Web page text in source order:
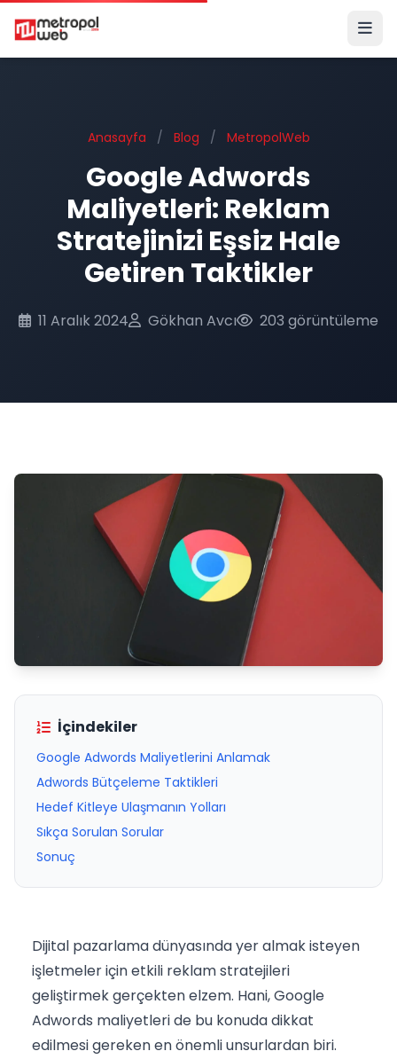
Ana içeriğe geç
Anasayfa / Blog / MetropolWeb
Google Adwords
Maliyetleri: Reklam
Stratejinizi Eşsiz Hale
Getiren Taktikler
11 Aralık 2024 Gökhan Avcı 203 görüntüleme
İçindekiler
Google Adwords Maliyetlerini Anlamak
Adwords Bütçeleme Taktikleri
Hedef Kitleye Ulaşmanın Yolları
Sıkça Sorulan Sorular
Sonuç
Dijital pazarlama dünyasında yer almak isteyen
işletmeler için etkili reklam stratejileri
geliştirmek gerçekten elzem. Hani, Google
Adwords maliyetleri de bu konuda dikkat
edilmesi gereken en önemli unsurlardan biri.